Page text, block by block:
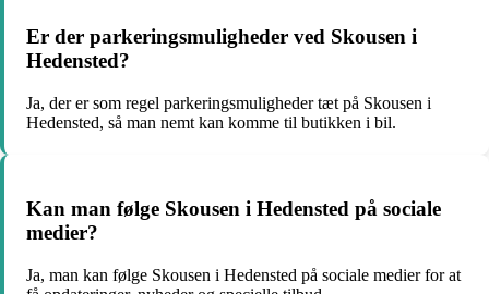
Er der parkeringsmuligheder ved Skousen i
Hedensted?
Ja, der er som regel parkeringsmuligheder tæt på Skousen i
Hedensted, så man nemt kan komme til butikken i bil.
Kan man følge Skousen i Hedensted på sociale
medier?
Ja, man kan følge Skousen i Hedensted på sociale medier for at